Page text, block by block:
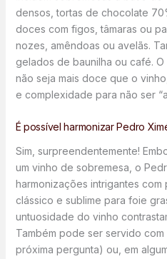
densos, tortas de chocolate
doces com figos, tâmaras ou
nozes, amêndoas ou avelãs.
gelados de baunilha ou café.
não seja mais doce que o
e complexidade para não ser
É possível harmonizar Pedro
Sim, surpreendentemente!
um vinho de sobremesa, o
harmonizações intrigantes com
clássico e sublime para foie
untuosidade do vinho
Também pode ser servido
próxima pergunta) ou, em